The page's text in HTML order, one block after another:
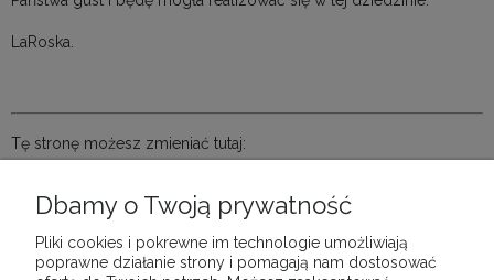
LaRoska.
Tę stronę możesz zmieniać tutaj:
firmieDbamy o Twoją prywatność
Pliki cookies i pokrewne im technologie umożliwiają
poprawne działanie strony i pomagają nam dostosować